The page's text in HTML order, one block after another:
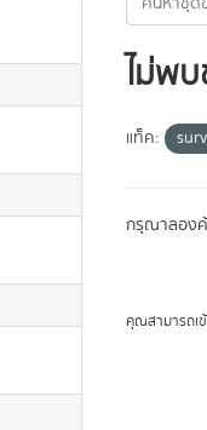
ไม่พ
แท็ค:
กรุณาลอง
คุณสามารถเ